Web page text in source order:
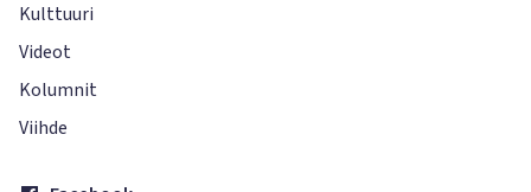
Kulttuuri
Videot
Kolumnit
Viihde